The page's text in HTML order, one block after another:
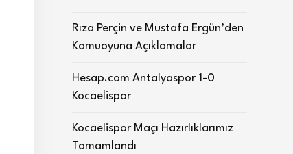
Rıza Perçin ve Mustafa Ergün’den
Kamuoyuna Açıklamalar
Hesap.com Antalyaspor 1-0
Kocaelispor
Kocaelispor Maçı Hazırlıklarımız
Tamamlandı